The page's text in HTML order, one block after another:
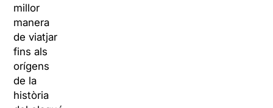
millor
manera
de viatjar
fins als
orígens
de la
història